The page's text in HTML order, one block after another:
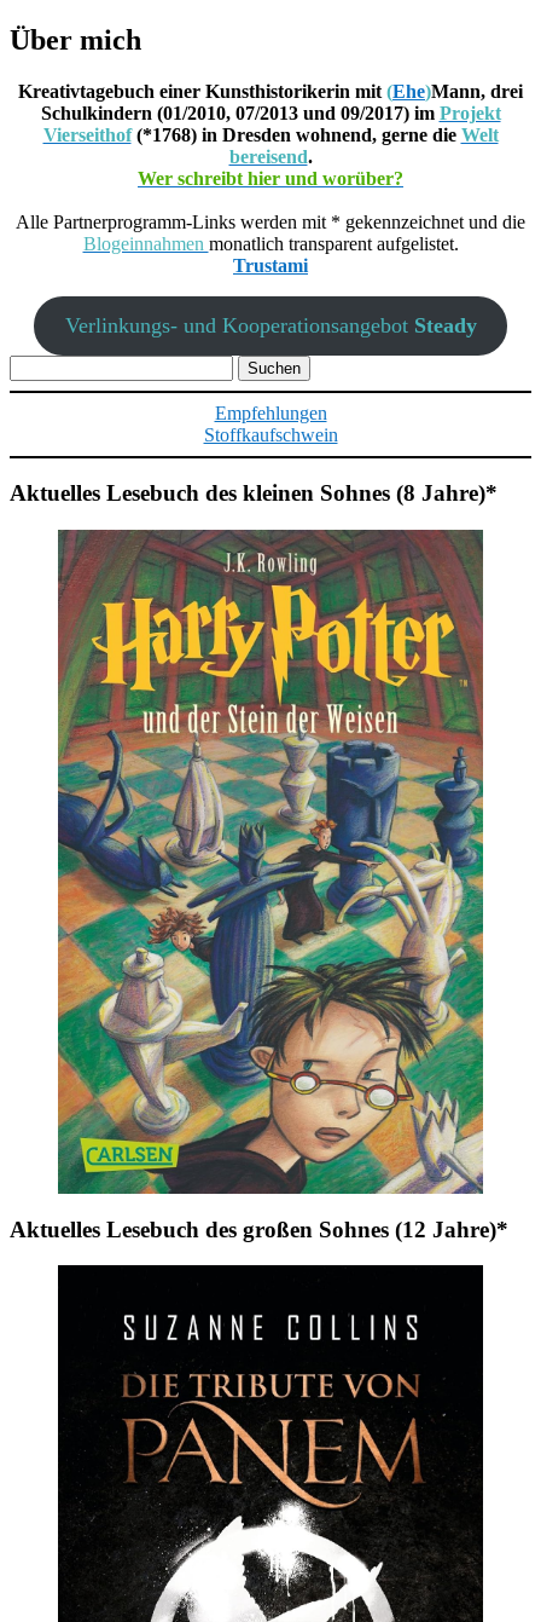
Über mich
Kreativtagebuch einer Kunsthistorikerin mit (Ehe)Mann, drei
Schulkindern (01/2010, 07/2013 und 09/2017) im Projekt
Vierseithof(*1768) in Dresden wohnend, gerne die Welt
bereisend.
Wer schreibt hier und worüber?
Alle Partnerprogramm-Links werden mit * gekennzeichnet und die
Blogeinnahmen monatlich transparent aufgelistet.
Trustami
Verlinkungs- und Kooperationsangebot Steady
nach:
Empfehlungen
Stoffkaufschwein
Aktuelles Lesebuch des kleinen Sohnes (8 Jahre)*
Aktuelles Lesebuch des großen Sohnes (12 Jahre)*